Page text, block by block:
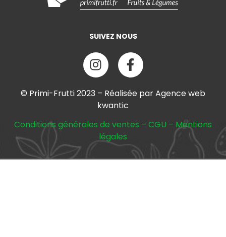
SUIVEZ NOUS
© Primi-Frutti 2023 – Réalisée par Agence web
kwantic
Conditions générales de ventes – CGU – Mentions
légales